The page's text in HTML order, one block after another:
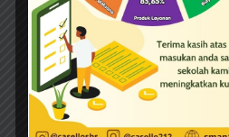
August
June
May